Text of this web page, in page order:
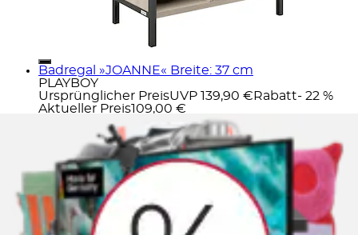
Badregal »JOANNE« Breite: 37 cm
PLAYBOY
Ursprünglicher PreisUVP 139,90 € Rabatt- 22 %
Aktueller Preis109,00 €